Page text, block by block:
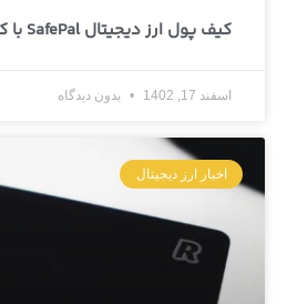
کیف پول ارز دیجیتال SafePal با کارت ویزا USDC
اسفند 17, 1402 بدون دیدگاه
اخبار ارز دیجیتال